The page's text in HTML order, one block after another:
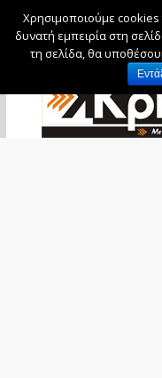
Πέμπτη,
Χρησιμοποιούμε
δυνατή εμπειρία στη
τη σελίδα, θα